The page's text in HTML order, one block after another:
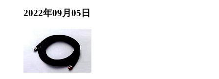
2022年09月05日